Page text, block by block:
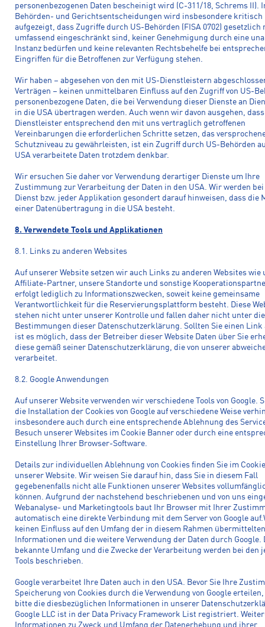
personenbezogenen Daten bescheinigt wird (C-311/18, Schrems II).
Behörden- und Gerichtsentscheidungen wird insbesondere kritisch
aufgezeigt, dass Zugriffe durch US-Behörden (FISA 0702) gesetzlich
umfassend eingeschränkt sind, keiner Genehmigung durch eine
Instanz bedürfen und keine relevanten Rechtsbehelfe bei
Eingriffen für die Betroffenen zur Verfügung stehen.
Wir haben – abgesehen von den mit US-Dienstleistern
Verträgen – keinen unmittelbaren Einfluss auf den Zugriff von US-
personenbezogene Daten, die bei Verwendung dieser Dienste an
in die USA übertragen werden. Auch wenn wir davon ausgehen,
Dienstleister entsprechend den mit uns vertraglich getroffenen
Vereinbarungen die erforderlichen Schritte setzen, das
Schutzniveau zu gewährleisten, ist ein Zugriff durch US-Behörden
USA verarbeitete Daten trotzdem denkbar.
Wir ersuchen Sie daher vor Verwendung derartiger Dienste um Ihre
Zustimmung zur Verarbeitung der Daten in den USA. Wir werden
Dienst bzw. jeder Applikation gesondert darauf hinweisen, dass die
einer Datenübertragung in die USA besteht.
8. Verwendete Tools und Applikationen
8.1. Links zu anderen Websites
Auf unserer Website setzen wir auch Links zu anderen Websites wie
Affiliate-Partner, unsere Standorte und sonstige
erfolgt lediglich zu Informationszwecken, soweit keine gemeinsame
Verantwortlichkeit für die Reservierungsplattform besteht. Diese
stehen nicht unter unserer Kontrolle und fallen daher nicht unter die
Bestimmungen dieser Datenschutzerklärung. Sollten Sie einen
ist es möglich, dass der Betreiber dieser Website Daten über Sie
diese gemäß seiner Datenschutzerklärung, die von unserer
verarbeitet.
8.2. Google Anwendungen
Auf unserer Website verwenden wir verschiedene Tools von Google.
die Installation der Cookies von Google auf verschiedene Weise
insbesondere auch durch eine entsprechende Ablehnung des
Besuch unserer Websites im Cookie Banner oder durch eine
Einstellung Ihrer Browser-Software.
Details zur individuellen Ablehnung von Cookies finden Sie im
unserer Website. Wir weisen Sie darauf hin, dass Sie in diesem Fall
gegebenenfalls nicht alle Funktionen unserer Websites
können. Aufgrund der nachstehend beschriebenen und von uns
Webanalyse- und Marketingtools baut Ihr Browser mit Ihrer
automatisch eine direkte Verbindung mit dem Server von Google
keinen Einfluss auf den Umfang der in diesem Rahmen übermittelten
Informationen und die weitere Verwendung der Daten durch Google.
bekannte Umfang und die Zwecke der Verarbeitung werden bei den
Tools beschrieben.
Google verarbeitet Ihre Daten auch in den USA. Bevor Sie Ihre
Speicherung von Cookies durch die Verwendung von Google erteilen,
bitte die diesbezüglichen Informationen in unserer
Google LLC ist in der Data Privacy Framework List registriert.
Informationen zu Zweck und Umfang der Datenerhebung und ihrer